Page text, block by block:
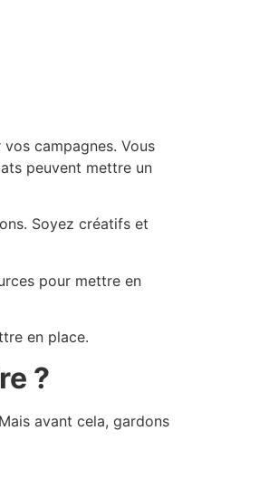
campagnes. Vous
peuvent mettre un
Soyez créatifs et
pour mettre en
en place.
?
avant cela, gardons